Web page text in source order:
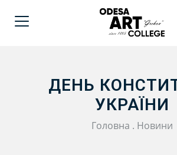
ДЕНЬ
УКРАЇНИ
Головна . Новини